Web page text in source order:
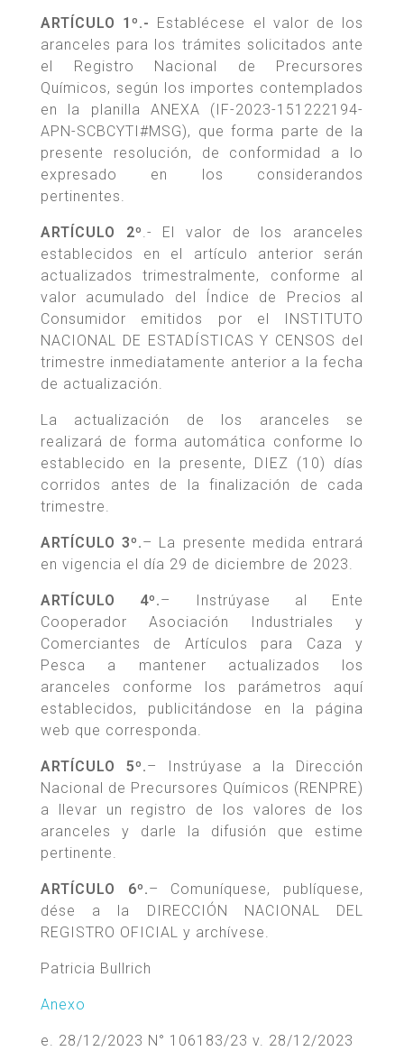
ARTÍCULO 1º.-
Establécese el valor de los
aranceles para los trámites solicitados ante
el Registro Nacional de Precursores
Químicos, según los importes contemplados
en la planilla ANEXA (IF-2023-151222194-
APN-SCBCYTI#MSG), que forma parte de la
presente resolución, de conformidad a lo
expresado en los considerandos
pertinentes.
ARTÍCULO 2º.- El valor de los aranceles
establecidos en el artículo anterior serán
actualizados trimestralmente, conforme al
valor acumulado del Índice de Precios al
Consumidor emitidos por el INSTITUTO
NACIONAL DE ESTADÍSTICAS Y CENSOS del
trimestre inmediatamente anterior a la fecha
de actualización.
La actualización de los aranceles se
realizará de forma automática conforme lo
establecido en la presente, DIEZ (10) días
corridos antes de la finalización de cada
trimestre.
ARTÍCULO 3º.– La presente medida entrará
en vigencia el día 29 de diciembre de 2023.
ARTÍCULO 4º.– Instrúyase al Ente
Cooperador Asociación Industriales y
Comerciantes de Artículos para Caza y
Pesca a mantener actualizados los
aranceles conforme los parámetros aquí
establecidos, publicitándose en la página
web que corresponda.
ARTÍCULO 5º.– Instrúyase a la Dirección
Nacional de Precursores Químicos (RENPRE)
a llevar un registro de los valores de los
aranceles y darle la difusión que estime
pertinente.
ARTÍCULO 6º.– Comuníquese, publíquese,
dése a la DIRECCIÓN NACIONAL DEL
REGISTRO OFICIAL y archívese.
Patricia Bullrich
Anexo
e. 28/12/2023 N° 106183/23 v. 28/12/2023